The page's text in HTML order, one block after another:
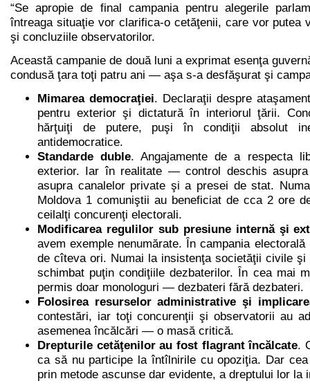
“Se apropie de final campania pentru alegerile
întreaga situaţie vor clarifica-o cetăţenii, care vor putea
şi concluziile observatorilor.
Această campanie de două luni a exprimat esenţa
condusă ţara toţi patru ani — aşa s-a desfăşurat şi
Mimarea democraţiei. Declaraţii despre
pentru exterior şi dictatură în interiorul ţării.
hărţuiţi de putere, puşi în condiţii absolut
antidemocratice.
Standarde duble. Angajamente de a respecta
exterior. Iar în realitate — control deschis asupra
asupra canalelor private şi a presei de stat.
Moldova 1 comuniştii au beneficiat de cca 2 ore
ceilalţi concurenţi electorali.
Modificarea regulilor sub presiune internă şi
avem exemple nenumărate. În campania
de cîteva ori. Numai la insistenţa societăţii civile şi
schimbat puţin condiţiile dezbaterilor. În cea mai
permis doar monologuri — dezbateri fără dezbateri.
Folosirea resurselor administrative şi
contestări, iar toţi concurenţii şi observatorii au
asemenea încălcări — o masă critică.
Drepturile cetăţenilor au fost flagrant încălcate.
ca să nu participe la întîlnirile cu opoziţia. Dar
prin metode ascunse dar evidente, a dreptului lor la